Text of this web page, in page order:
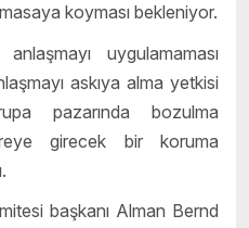
koyması bekleniyor.
uygulamaması
askıya alma yetkisi
pazarında bozulma
girecek bir koruma
başkanı Alman Bernd